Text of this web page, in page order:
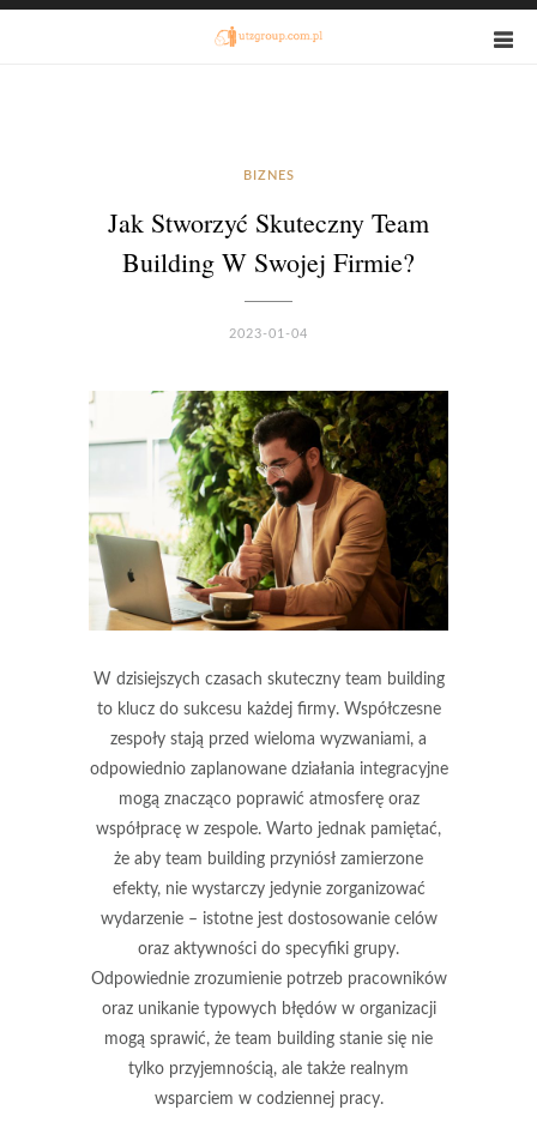
BIZNES
Jak Stworzyć Skuteczny Team
Building W Swojej Firmie?
2023-01-04
W dzisiejszych czasach skuteczny team building
to klucz do sukcesu każdej firmy. Współczesne
zespoły stają przed wieloma wyzwaniami, a
odpowiednio zaplanowane działania integracyjne
mogą znacząco poprawić atmosferę oraz
współpracę w zespole. Warto jednak pamiętać,
że aby team building przyniósł zamierzone
efekty, nie wystarczy jedynie zorganizować
wydarzenie – istotne jest dostosowanie celów
oraz aktywności do specyfiki grupy.
Odpowiednie zrozumienie potrzeb pracowników
oraz unikanie typowych błędów w organizacji
mogą sprawić, że team building stanie się nie
tylko przyjemnością, ale także realnym
wsparciem w codziennej pracy.